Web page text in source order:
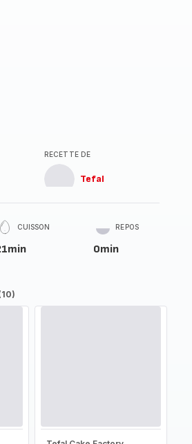
RECETTE DE
Tefal
CUISSON REPOS
0min